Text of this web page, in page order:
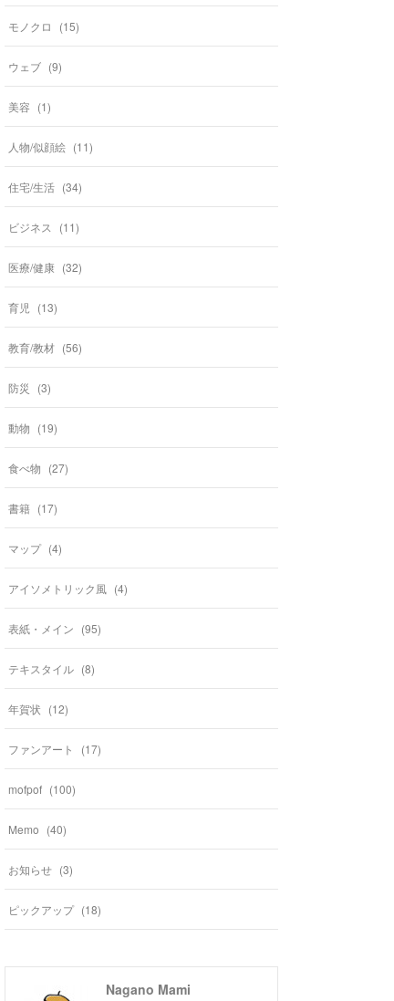
モノクロ (15)
ウェブ (9)
美容 (1)
人物/似顔絵 (11)
住宅/生活 (34)
ビジネス (11)
医療/健康 (32)
育児 (13)
教育/教材 (56)
防災 (3)
動物 (19)
食べ物 (27)
書籍 (17)
マップ (4)
アイソメトリック風 (4)
表紙・メイン (95)
テキスタイル (8)
年賀状 (12)
ファンアート (17)
mofpof (100)
Memo (40)
お知らせ (3)
ピックアップ (18)
Nagano Mami